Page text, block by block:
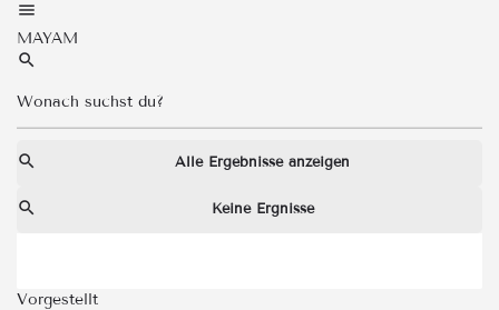
MAYAM
Alle Ergebnisse anzeigen
Keine Ergnisse
Vorgestellt